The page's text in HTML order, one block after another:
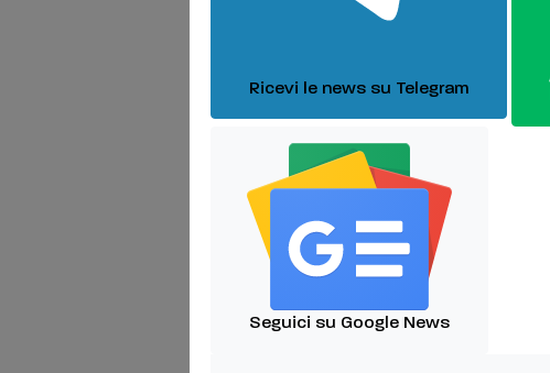
Ricevi le news su Telegram
Seguici su Google News